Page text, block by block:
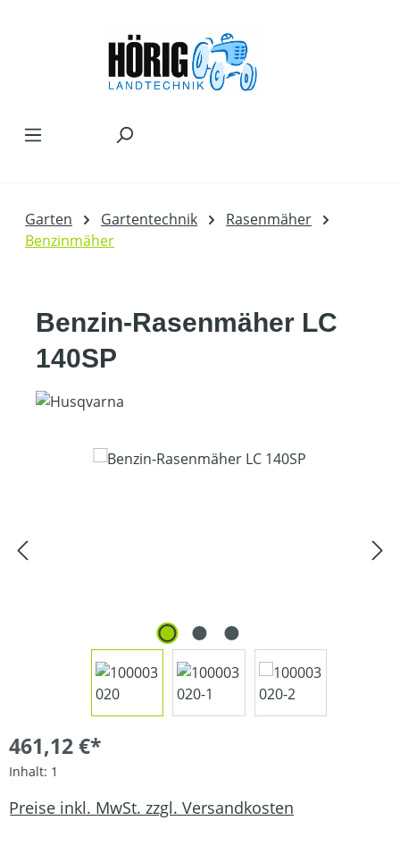
Garten Gartentechnik
Rasenmäher
Benzinmäher
Benzin-Rasenmäher LC
140SP
Bildergalerie überspringen
461,12 €*
Inhalt: 1
Preise inkl. MwSt. zzgl. Versandkosten